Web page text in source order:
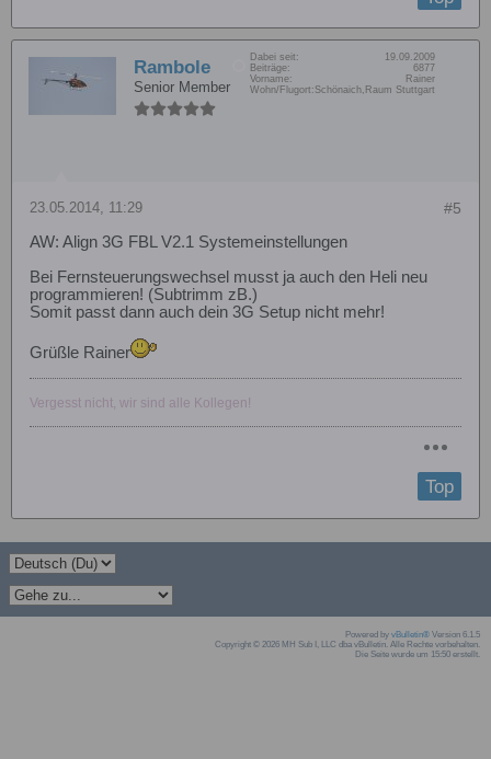
Rambole
Senior Member
Dabei seit:
19.09.2009
Beiträge:
6877
Vorname:
Rainer
Wohn/Flugort: Schönaich,Raum Stuttgart
#5
23.05.2014, 11:29
AW: Align 3G FBL V2.1 Systemeinstellungen
Bei Fernsteuerungswechsel musst ja auch den Heli neu
programmieren! (Subtrimm zB.)
Somit passt dann auch dein 3G Setup nicht mehr!
Grüßle Rainer
Vergesst nicht, wir sind alle Kollegen!
Top
Powered by vBulletin® Version 6.1.5
Copyright © 2026 MH Sub I, LLC dba vBulletin. Alle Rechte vorbehalten.
Die Seite wurde um 15:50 erstellt.